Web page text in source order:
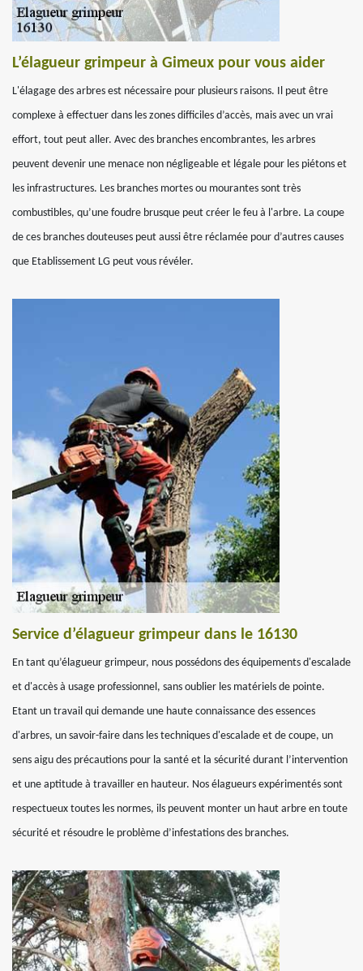
L’élagueur grimpeur à Gimeux pour vous aider
L'élagage des arbres est nécessaire pour plusieurs raisons. Il peut être
complexe à effectuer dans les zones difficiles d’accès, mais avec un vrai
effort, tout peut aller. Avec des branches encombrantes, les arbres
peuvent devenir une menace non négligeable et légale pour les piétons et
les infrastructures. Les branches mortes ou mourantes sont très
combustibles, qu’une foudre brusque peut créer le feu à l'arbre. La coupe
de ces branches douteuses peut aussi être réclamée pour d’autres causes
que Etablissement LG peut vous révéler.
Service d’élagueur grimpeur dans le 16130
En tant qu’élagueur grimpeur, nous possédons des équipements d'escalade
et d'accès à usage professionnel, sans oublier les matériels de pointe.
Etant un travail qui demande une haute connaissance des essences
d'arbres, un savoir-faire dans les techniques d'escalade et de coupe, un
sens aigu des précautions pour la santé et la sécurité durant l’intervention
et une aptitude à travailler en hauteur. Nos élagueurs expérimentés sont
respectueux toutes les normes, ils peuvent monter un haut arbre en toute
sécurité et résoudre le problème d’infestations des branches.